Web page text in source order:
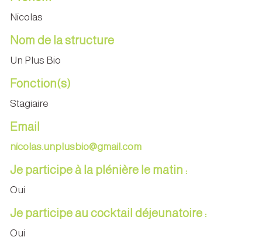
Nicolas
Nom de la structure
Un Plus Bio
Fonction(s)
Stagiaire
Email
nicolas.unplusbio@gmail.com
Je participe à la plénière le matin :
Oui
Je participe au cocktail déjeunatoire :
Oui